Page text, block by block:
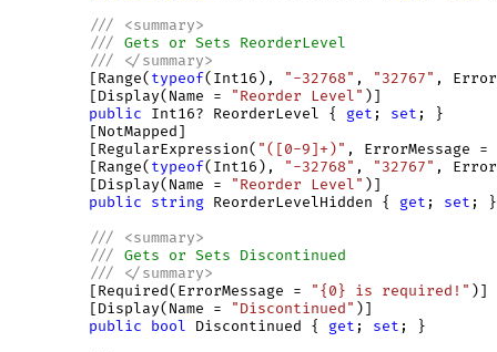
///
<summary>
///
Gets or Sets ReorderLevel
///
</summary>
[Range( typeof(Int16), "-32768" , "32767" ,
[Display(Name =
"Reorder Level" )]
public Int16? ReorderLevel { get ; set ; }
[NotMapped]
[RegularExpression( "([0-9]+)" , ErrorMessage =
[Range( typeof(Int16), "-32768" , "32767" ,
[Display(Name =
"Reorder Level" )]
public
string ReorderLevelHidden { get ; set ;
///
<summary>
///
Gets or Sets Discontinued
///
</summary>
[Required(ErrorMessage =
"{0} is required!" )]
[Display(Name =
"Discontinued" )]
public
bool Discontinued { get ; set ; }